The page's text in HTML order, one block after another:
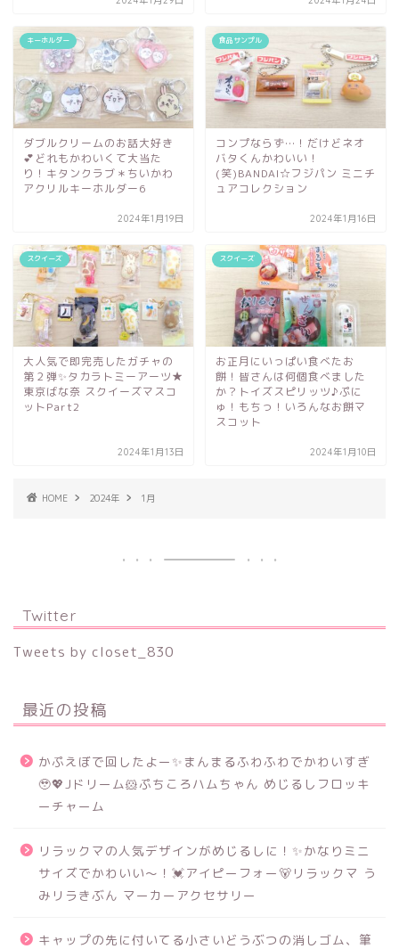
キーホルダー
ダブルクリームのお話大好き
💕どれもかわいくて大当た
り！キタンクラブ＊ちいかわ
アクリルキーホルダー6
2024年1月19日
食品サンプル
コンプならず…！だけどネオ
バタくんかわいい！
(笑)BANDAI☆フジパン ミニチ
ュアコレクション
2024年1月16日
スクイーズ
大人気で即完売したガチャの
第２弾✨タカラトミーアーツ★
東京ばな奈 スクイーズマスコ
ットPart2
2024年1月13日
スクイーズ
お正月にいっぱい食べたお
餅！皆さんは何個食べました
か？トイズスピリッツ♪ぷに
ゅ！もちっ！いろんなお餅マ
スコット
2024年1月10日
HOME 2024年 1月
Twitter
Tweets by closet_830
最近の投稿
かぷえぼで回したよー✨まんまるふわふわでかわいすぎ
🥹💖Jドリーム🐹ぷちころハムちゃん めじるしフロッキ
ーチャーム
リラックマの人気デザインがめじるしに！✨かなりミニ
サイズでかわいい～！💓アイピーフォー🐻リラックマ う
みリラきぶん マーカーアクセサリー
キャップの先に付いてる小さいどうぶつの消しゴム、筆